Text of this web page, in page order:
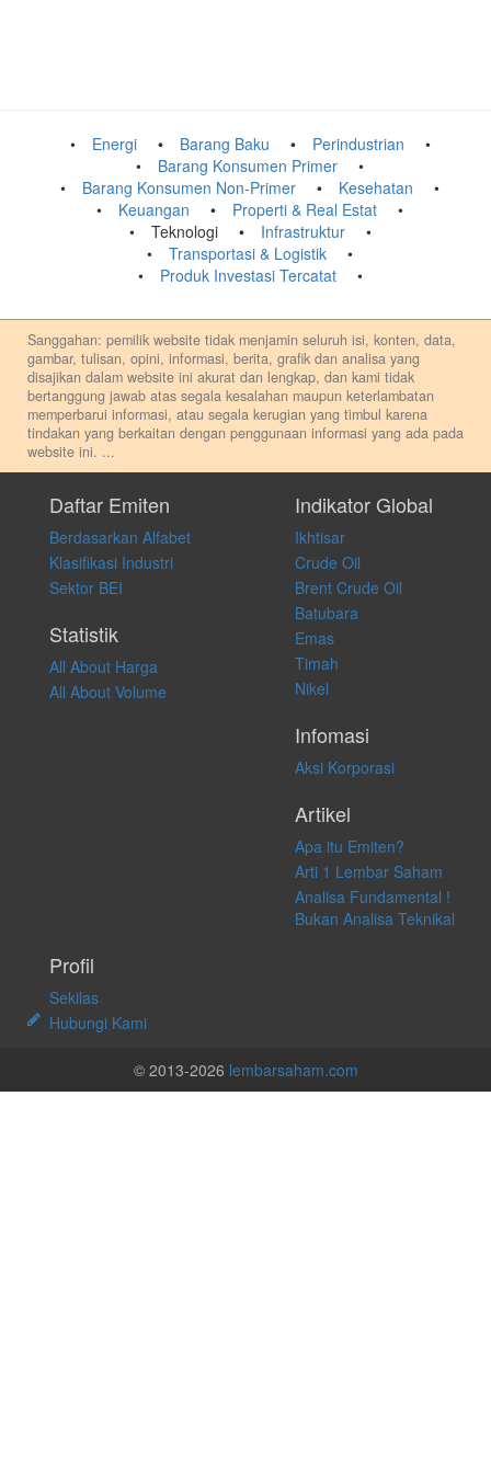
Energi Barang Baku
Perindustrian
Barang Konsumen Primer
Barang Konsumen Non-Primer
Kesehatan
Keuangan
Properti & Real Estat
Teknologi
Infrastruktur
Transportasi & Logistik
Produk Investasi Tercatat
Sanggahan: pemilik website tidak menjamin seluruh isi, konten, data,
gambar, tulisan, opini, informasi, berita, grafik dan analisa yang
disajikan dalam website ini akurat dan lengkap, dan kami tidak
bertanggung jawab atas segala kesalahan maupun keterlambatan
memperbarui informasi, atau segala kerugian yang timbul karena
tindakan yang berkaitan dengan penggunaan informasi yang ada pada
website ini. ...
pribadi. Kami tidak memberi anjuran, saran, rekomendasi untuk
membeli, menjual atau melakukan aktivitas lain yang terkait dengan
transaksi perdagangan apapun, dan kami tidak bertanggung jawab
atas keputusan investasi yang dilakukan dalam kondisi dan situasi
apapun juga, yang diakibatkan secara langsung maupun tidak
langsung atas konten pada website ini.
Daftar Emiten
Berdasarkan Alfabet
Klasifikasi Industri
Sektor BEI
Statistik
All About Harga
All About Volume
Indikator Global
Ikhtisar
Crude Oil
Brent Crude Oil
Batubara
Emas
Timah
Nikel
Infomasi
Aksi Korporasi
Artikel
Apa itu Emiten?
Arti 1 Lembar Saham
Analisa Fundamental !
Bukan Analisa Teknikal
Profil
Sekilas
Hubungi Kami
© 2013-2026 lembarsaham.com